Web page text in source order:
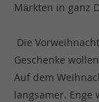
Märkten in ganz
Die
Geschenke
Auf dem
langsamer.